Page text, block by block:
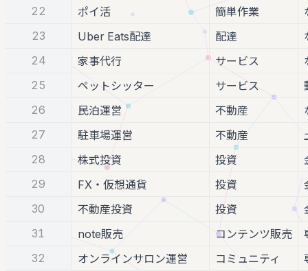
22
ポイ活 簡単作業
23
Uber Eats配達 配達
24
家事代行 サービス
25
ペットシッター サービス
26
民泊運営 不動産
27
駐車場運営 不動産
28
株式投資 投資
29
FX・仮想通貨 投資
30
不動産投資 投資
31
note販売 コンテンツ販売
32
オンラインサロン運営 コミュニティ